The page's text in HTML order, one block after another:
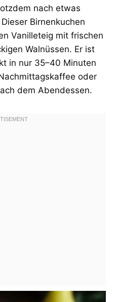
nach etwas
Birnenkuchen
Vanilleteig mit frischen
Walnüssen. Er ist
in nur 35–40 Minuten
oder
dem Abendessen.